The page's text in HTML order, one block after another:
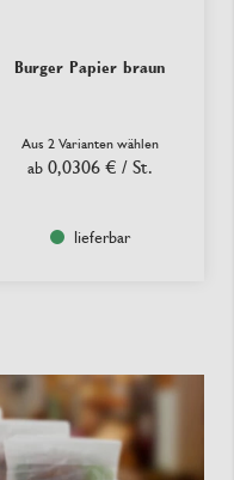
Burger Papier braun
Aus 2 Varianten wählen
ab 0,0306 € / St.
lieferbar